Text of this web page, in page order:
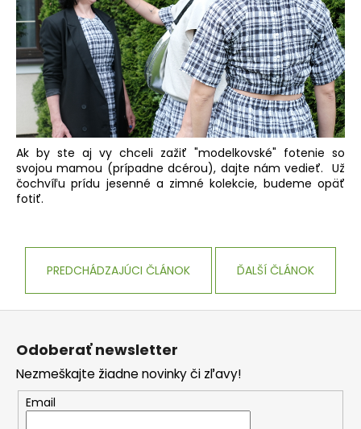
Ak by ste aj vy chceli zažiť "modelkovské" fotenie so
svojou mamou (prípadne dcérou), dajte nám vedieť. Už
čochvíľu prídu jesenné a zimné kolekcie, budeme opäť
fotiť.
PREDCHÁDZAJÚCI ČLÁNOK ĎALŠÍ ČLÁNOK
Z
Odoberať newsletter
Nezmeškajte žiadne novinky či zľavy!
Email